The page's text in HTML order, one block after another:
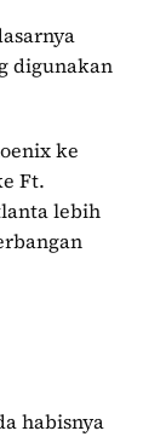
digunakan
ke
Ft.
lebih
habisnya